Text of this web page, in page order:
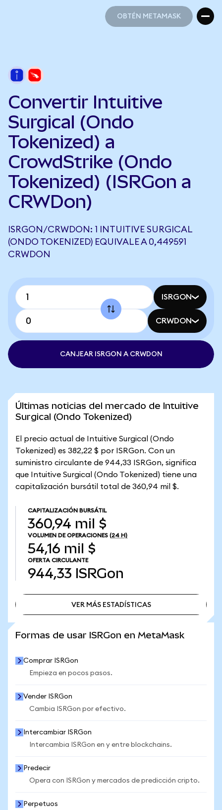
OBTÉN METAMASK
Convertir Intuitive
Surgical (Ondo
Tokenized) a
CrowdStrike (Ondo
Tokenized) (ISRGon a
CRWDon)
ISRGON/CRWDON: 1 INTUITIVE SURGICAL
(ONDO TOKENIZED) EQUIVALE A 0,449591
CRWDON
ISRGON
CRWDON
CANJEAR ISRGON A CRWDON
Últimas noticias del mercado de Intuitive
Surgical (Ondo Tokenized)
El precio actual de Intuitive Surgical (Ondo
Tokenized) es 382,22 $ por ISRGon. Con un
suministro circulante de 944,33 ISRGon, significa
que Intuitive Surgical (Ondo Tokenized) tiene una
capitalización bursátil total de 360,94 mil $.
CAPITALIZACIÓN BURSÁTIL
360,94 mil $
VOLUMEN DE OPERACIONES (24 H)
54,16 mil $
OFERTA CIRCULANTE
944,33 ISRGon
VER MÁS ESTADÍSTICAS
Formas de usar ISRGon en MetaMask
Comprar ISRGon
Empieza en pocos pasos.
Vender ISRGon
Cambia ISRGon por efectivo.
Intercambiar ISRGon
Intercambia ISRGon en y entre blockchains.
Predecir
Opera con ISRGon y mercados de predicción cripto.
Perpetuos